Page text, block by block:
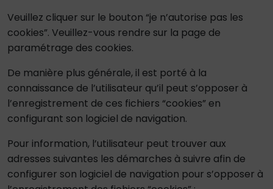
Veuillez cliquer sur le bouton “je n’autorise pas les
cookies”. Veuillez-vous rendre sur la page de
paramétrage des cookies.
De manière plus générale, il est porté à la
connaissance de l’utilisateur qu’il peut s’opposer à
l’enregistrement de ces fichiers “cookies” en
configurant son logiciel de navigation.
Pour information, l’utilisateur peut trouver aux
adresses suivantes les démarches à suivre afin de
configurer son logiciel de navigation pour s’opposer à